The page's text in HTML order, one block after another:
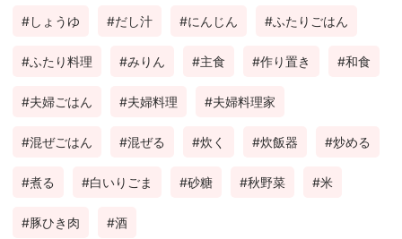
しょうゆ だし汁 にんじん ふたりごはん
ふたり料理 みりん 主食 作り置き 和食
夫婦ごはん 夫婦料理 夫婦料理家
混ぜごはん 混ぜる 炊く 炊飯器 炒める
煮る 白いりごま 砂糖 秋野菜 米
豚ひき肉 酒